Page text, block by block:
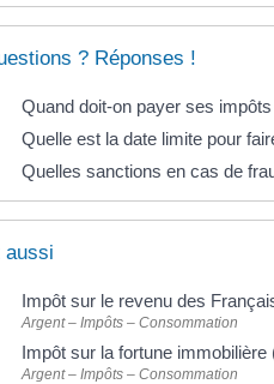
? Réponses !
Quand doit-on payer ses
Quelle est la date limite pour
Quelles sanctions en cas de
aussi
Impôt sur le revenu des
Argent – Impôts – Consommation
Impôt sur la fortune
Argent – Impôts – Consommation